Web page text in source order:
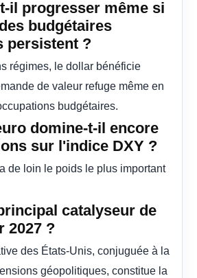
il progresser même si
budgétaires
persistent ?
régimes, le dollar bénéficie
de valeur refuge même en
budgétaires.
domine-t-il encore
sur l'indice DXY ?
de loin le poids le plus important
catalyseur de
2027 ?
des États-Unis, conjuguée à la
géopolitiques, constitue la